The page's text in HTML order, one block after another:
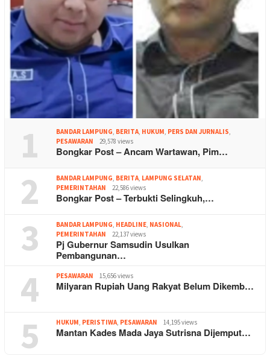
1 BANDAR LAMPUNG, BERITA, HUKUM, PERS DAN JURNALIS,
PESAWARAN
29,578 views
Bongkar Post – Ancam Wartawan, Pim…
2 BANDAR LAMPUNG, BERITA, LAMPUNG SELATAN,
PEMERINTAHAN
22,586 views
Bongkar Post – Terbukti Selingkuh,…
3 BANDAR LAMPUNG, HEADLINE, NASIONAL,
PEMERINTAHAN
22,137 views
Pj Gubernur Samsudin Usulkan
Pembangunan…
4 PESAWARAN 15,656 views
Milyaran Rupiah Uang Rakyat Belum Dikemb…
5 HUKUM, PERISTIWA, PESAWARAN 14,195 views
Mantan Kades Mada Jaya Sutrisna Dijemput…